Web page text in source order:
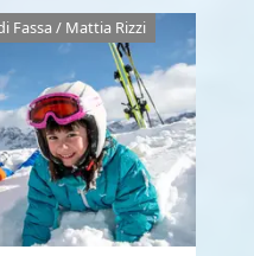
Fassa / Mattia Rizzi